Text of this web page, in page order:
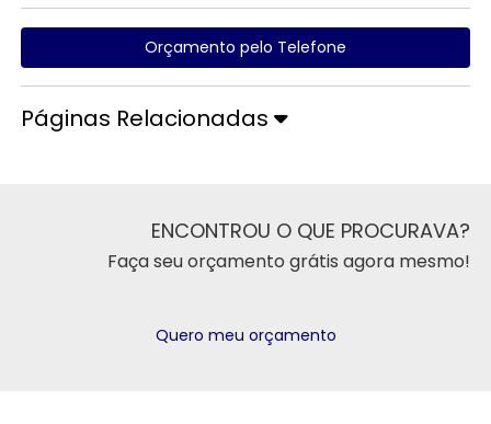
Orçamento pelo Telefone
Páginas Relacionadas
ENCONTROU O QUE PROCURAVA?
Faça seu orçamento grátis agora mesmo!
Quero meu orçamento